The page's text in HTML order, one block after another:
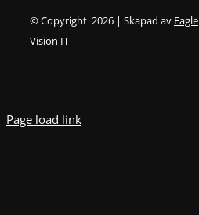
© Copyright 2026 | Skapad av Eagle
Vision IT
Page load link